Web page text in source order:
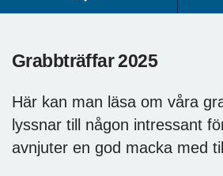
Grabbträffar 2025
Här kan man läsa om våra
lyssnar till någon intressant
avnjuter en god macka med